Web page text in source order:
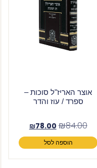
אוצר האריז"ל סוכות –
ספרד / עוז והדר
₪84.00
₪78.00
הוספה לסל